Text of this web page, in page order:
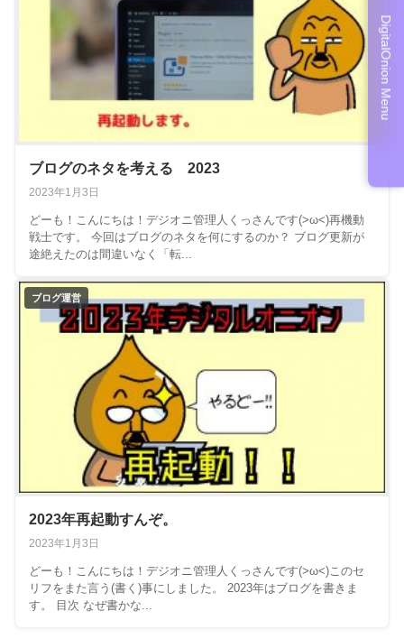
ブログのネタを考える 2023
2023年1月3日
どーも！こんにちは！デジオニ管理人くっさんです(>ω<)再機動
戦士です。 今回はブログのネタを何にするのか？ ブログ更新が
途絶えたのは間違いなく「転...
ブログ運営
2023年再起動すんぞ。
2023年1月3日
どーも！こんにちは！デジオニ管理人くっさんです(>ω<)このセ
リフをまた言う(書く)事にしました。 2023年はブログを書きま
す。 目次 なぜ書かな...
DigitalOnion Menu